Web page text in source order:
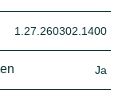
1.27.260302.1400
Ja